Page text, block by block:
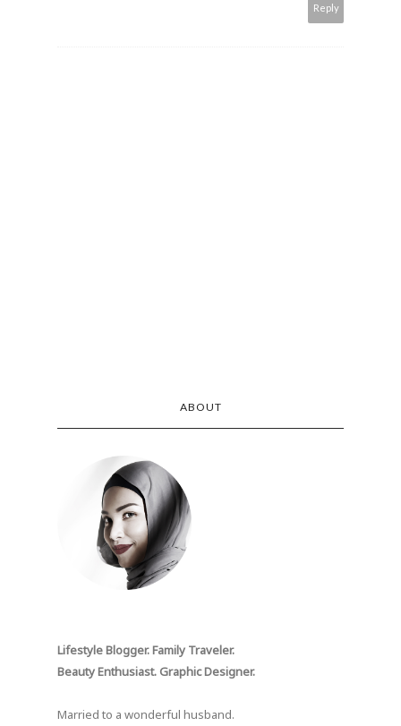
Reply
ABOUT
Lifestyle Blogger. Family Traveler.
Beauty Enthusiast. Graphic Designer.
Married to a wonderful husband.